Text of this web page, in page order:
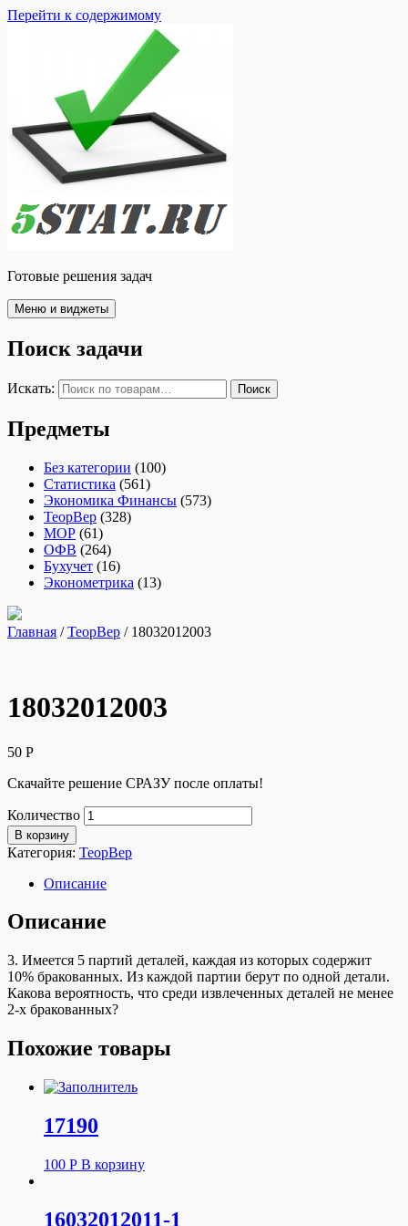
Перейти к содержимому
Готовые решения задач
Меню и виджеты
Поиск задачи
Искать: Поиск
Предметы
Без категории (100)
Статистика (561)
Экономика Финансы (573)
ТеорВер (328)
МОР (61)
ОФВ (264)
Бухучет (16)
Эконометрика (13)
Главная /ТеорВер / 18032012003
18032012003
50 Р
Скачайте решение СРАЗУ после оплаты!
Количество
В корзину
Категория: ТеорВер
Описание
Описание
3. Имеется 5 партий деталей, каждая из которых содержит
10% бракованных. Из каждой партии берут по одной детали.
Какова вероятность, что среди извлеченных деталей не менее
2-х бракованных?
Похожие товары
17190
100 Р В корзину
16032012011-1